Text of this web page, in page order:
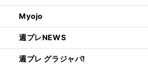
Myojo
週プレNEWS
週プレ グラジャパ!